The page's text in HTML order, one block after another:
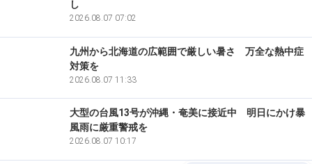
0.0 南南西
し
2026.08.07 07:02
九州から北海道の広範囲で厳しい暑さ 万全な熱中症
対策を
2026.08.07 11:33
大型の台風13号が沖縄・奄美に接近中 明日にかけ暴
風雨に厳重警戒を
2026.08.07 10:17